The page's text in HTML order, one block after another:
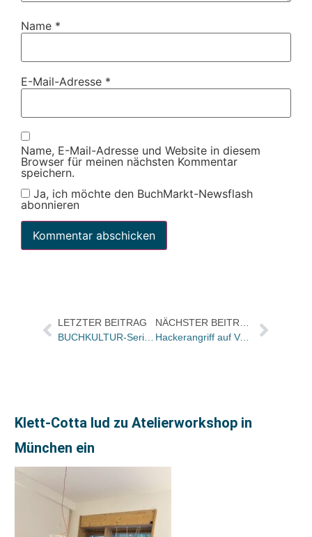
Name *
E-Mail-Adresse *
Name, E-Mail-Adresse und Website in diesem
Browser für meinen nächsten Kommentar
speichern.
Ja, ich möchte den BuchMarkt-Newsflash
abonnieren
LETZTER BEITRAG
BUCHKULTUR-Serie zu Büchern über „Zukunft der Ökologie & Ökonomie“
Hackerangriff auf Verlag des Russlandbuches „Mafiastaat“
Klett-Cotta lud zu Atelierworkshop in
München ein